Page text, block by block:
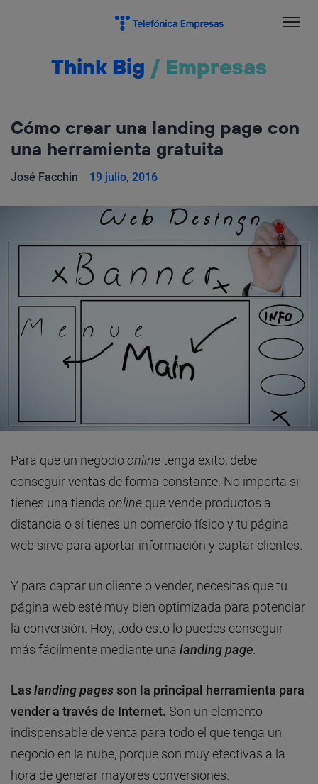
Think Big / Empresas
Cómo crear una landing page con
una herramienta gratuita
José Facchin 19 julio, 2016
Para que un negocioonlinetenga éxito, debe
conseguir ventas de forma constante. No importa si
tienes una tienda online que vende productos a
distancia o si tienes un comercio físico y tu página
web sirve para aportar información y captar clientes.
Y para captar un cliente o vender, necesitas que tu
página web esté muy bien optimizada para potenciar
la conversión. Hoy, todo esto lo puedes conseguir
más fácilmente mediante una landing page
Laslanding pagesson la principal herramienta para
vender a través de Internet. Son un elemento
indispensable de venta para todo el que tenga un
negocio en la nube, porque son muy efectivas a la
hora de generar mayores conversiones.